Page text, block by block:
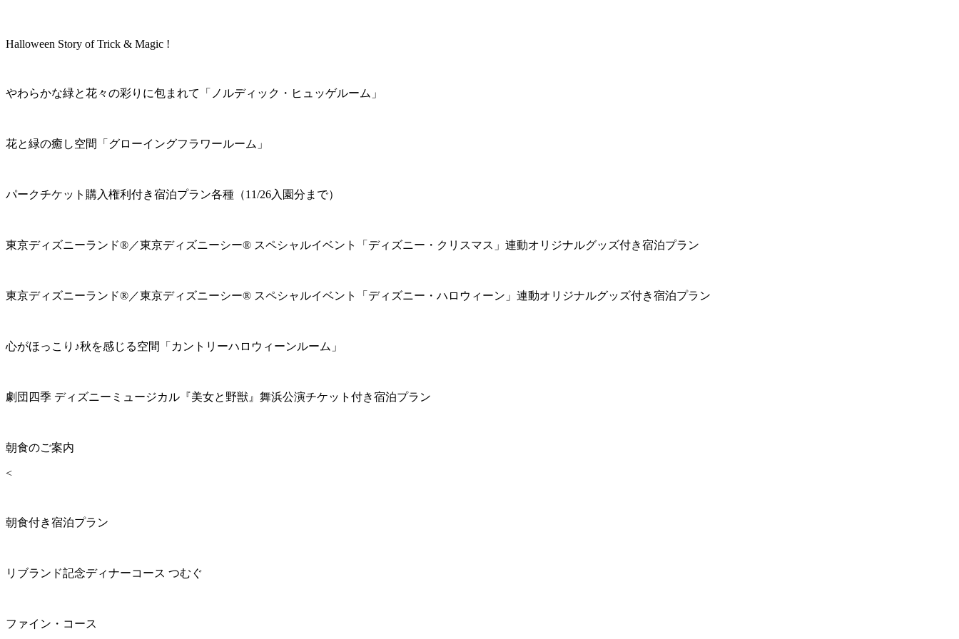
Halloween Story of Trick & Magic !
やわらかな緑と花々の彩りに包まれて「ノルディック・ヒュッゲルーム」
花と緑の癒し空間「グローイングフラワールーム」
パークチケット購入権利付き宿泊プラン各種（11/26入園分まで）
東京ディズニーランド®／東京ディズニーシー® スペシャルイベント「ディズニー・クリスマス」連動オリジナルグッズ付き宿泊プラン
東京ディズニーランド®／東京ディズニーシー® スペシャルイベント「ディズニー・ハロウィーン」連動オリジナルグッズ付き宿泊プラン
心がほっこり♪秋を感じる空間「カントリーハロウィーンルーム」
劇団四季 ディズニーミュージカル『美女と野獣』舞浜公演チケット付き宿泊プラン
朝食のご案内
<
朝食付き宿泊プラン
リブランド記念ディナーコース つむぐ
ファイン・コース